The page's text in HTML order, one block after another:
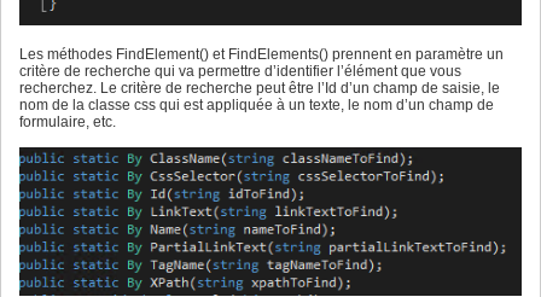
Les méthodes FindElement() et FindElements() prennent en paramètre un
critère de recherche qui va permettre d’identifier l’élément que vous
recherchez. Le critère de recherche peut être l’Id d’un champ de saisie, le
nom de la classe css qui est appliquée à un texte, le nom d’un champ de
formulaire, etc.